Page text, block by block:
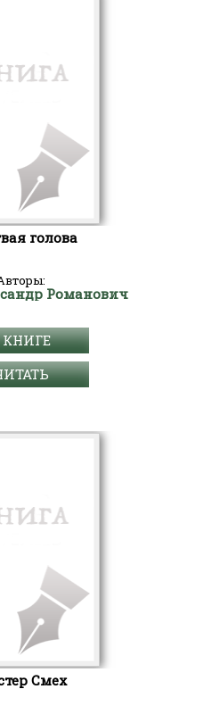
голова
Романович
КНИГЕ
Смех